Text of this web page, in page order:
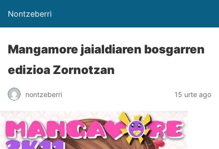
Nontzeberri
Mangamore jaialdiaren bosgarren
edizioa Zornotzan
nontzeberri 15 urte ago